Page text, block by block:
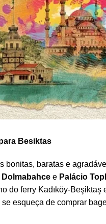
Besiktas
bonitas, baratas e
Dolmabahce e Palácio
do ferry Kadıköy-
esqueça de comprar